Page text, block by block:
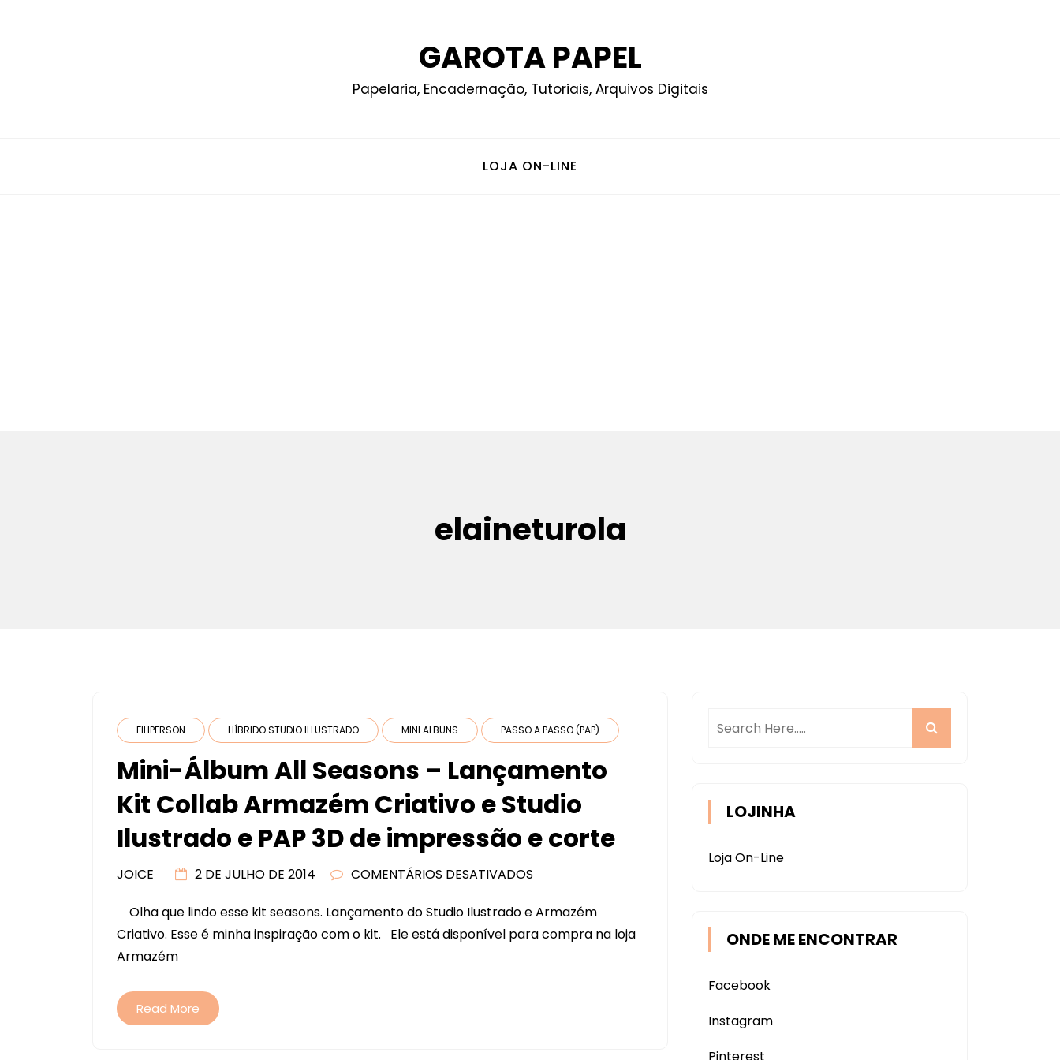
GAROTA PAPEL
Papelaria, Encadernação, Tutoriais, Arquivos Digitais
LOJA ON-LINE
elaineturola
FILIPERSON HÍBRIDO STUDIO ILLUSTRADO MINI ALBUNS PASSO A PASSO (PAP)
Mini-Álbum All Seasons – Lançamento
Kit Collab Armazém Criativo e Studio
Ilustrado e PAP 3D de impressão e corte
JOICE 2 DE JULHO DE 2014 COMENTÁRIOS DESATIVADOS
ÁLBUM
ALL
Olha que lindo esse kit seasons. Lançamento do Studio Ilustrado e Armazém
Criativo. Esse é minha inspiração com o kit. Ele está disponível para compra na loja
Armazém
Read More
LOJINHA
Loja On-Line
ONDE ME ENCONTRAR
Facebook
Instagram